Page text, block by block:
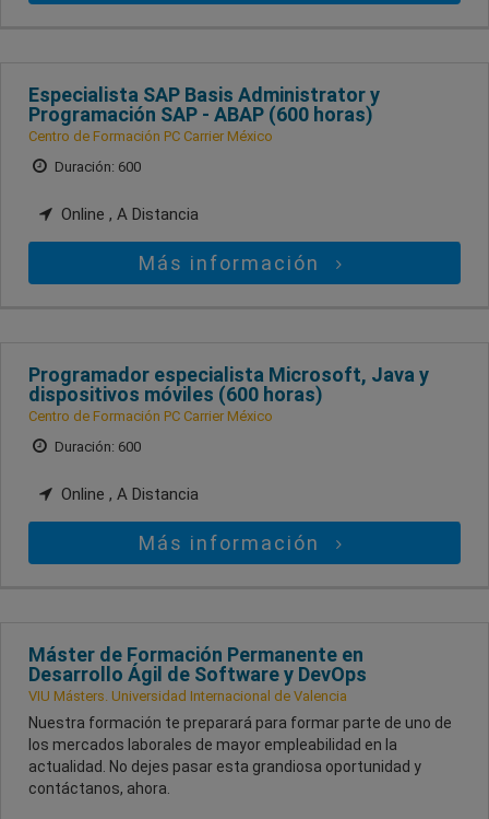
Especialista SAP Basis Administrator y
Programación SAP - ABAP (600 horas)
Centro de Formación PC Carrier México
Duración: 600
Online , A Distancia
Más información
Programador especialista Microsoft, Java y
dispositivos móviles (600 horas)
Centro de Formación PC Carrier México
Duración: 600
Online , A Distancia
Más información
Máster de Formación Permanente en
Desarrollo Ágil de Software y DevOps
VIU Másters. Universidad Internacional de Valencia
Nuestra formación te preparará para formar parte de uno de
los mercados laborales de mayor empleabilidad en la
actualidad. No dejes pasar esta grandiosa oportunidad y
contáctanos, ahora.